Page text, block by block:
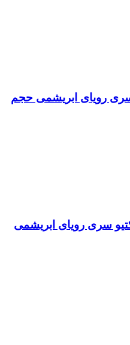
رویای ابریشمی حجم
سری رویای ابریشمی